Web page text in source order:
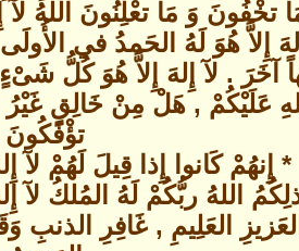
تخْفُونَ وَ مَا تعْلِنُونَ اللهُ
إِلاَّ هُوَ لَهُ الحَمدُ في
آخَرَ . لآ إِلهَ إِلاَّ هُوَ كُلُّ
عَلَيْكُمْ , هَلْ مِنْ خَالِقٍ
* إِنهُمْ كَانوا إِذا قِيلَ لَهُمْ لآ
اللهُ ربُّكُمْ لَهُ المُلكُ لآ
العَلِيمِ , غَافِرِ الذنبِ